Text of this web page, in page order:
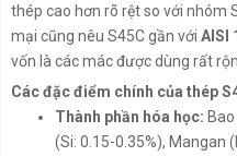
thép cao hơn rõ rệt so với nhóm
mại cũng nêu S45C gần với AISI
vốn là các mác được dùng rất
Các đặc điểm chính của thép
Thành phần hóa học: Bao
(Si: 0.15-0.35%), Mangan